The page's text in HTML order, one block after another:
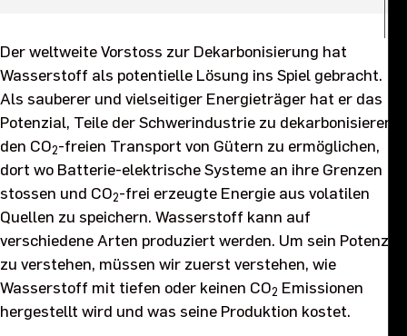
Karriere
Investoren
Nachhaltigkeit
Über uns Übersicht
Unser Unternehmen
Leitsatz und Werte
Ziele und Strategie 2027
Karriere
Der weltweite Vorstoss zur Dekarbonisierung hat
Wasserstoff als potentielle Lösung ins Spiel gebracht.
Als sauberer und vielseitiger Energieträger hat er das
Potenzial, Teile der Schwerindustrie zu dekarbonisieren,
den CO2-freien Transport von Gütern zu ermöglichen,
dort wo Batterie-elektrische Systeme an ihre Grenzen
stossen und CO2-frei erzeugte Energie aus volatilen
Quellen zu speichern. Wasserstoff kann auf
verschiedene Arten produziert werden. Um sein Potenzial
zu verstehen, müssen wir zuerst verstehen, wie
Wasserstoff mit tiefen oder keinen CO2 Emissionen
hergestellt wird und was seine Produktion kostet.